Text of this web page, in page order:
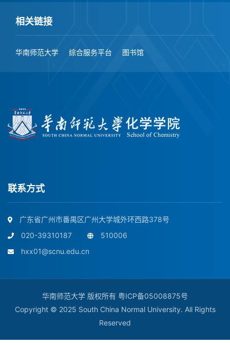
相关链接
华南师范大学 综合服务平台 图书馆
联系方式
广东省广州市番禺区广州大学城外环西路378号
020-39310187
510006
hxx01@scnu.edu.cn
华南师范大学 版权所有 粤ICP备05008875号
Copyright © 2025 South China Normal University. All Rights
Reserved